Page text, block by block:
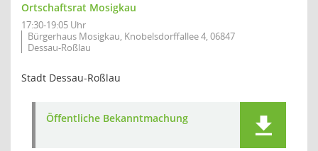
Ortschaftsrat Mosigkau
17:30-19:05 Uhr
Bürgerhaus Mosigkau, Knobelsdorffallee 4, 06847
Dessau-Roßlau
Stadt Dessau-Roßlau
Öffentliche Bekanntmachung